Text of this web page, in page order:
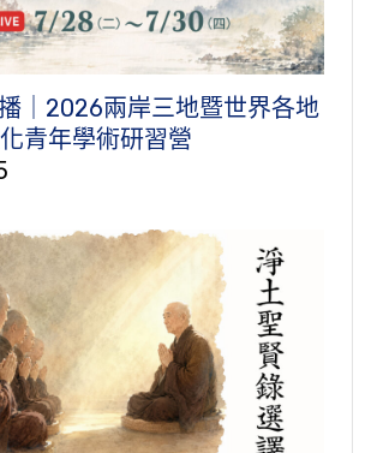
｜2026兩岸三地暨世界各地
青年學術研習營